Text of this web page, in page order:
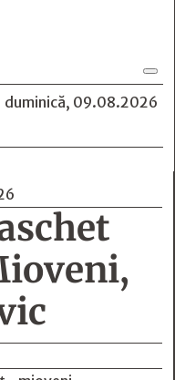
duminică, 09.08.2026